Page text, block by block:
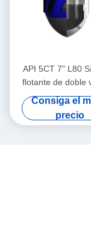
API 5CT 7" L80
flotante de doble
Sapatilla flotante
de gas de
adaptada a
Consiga el
precio